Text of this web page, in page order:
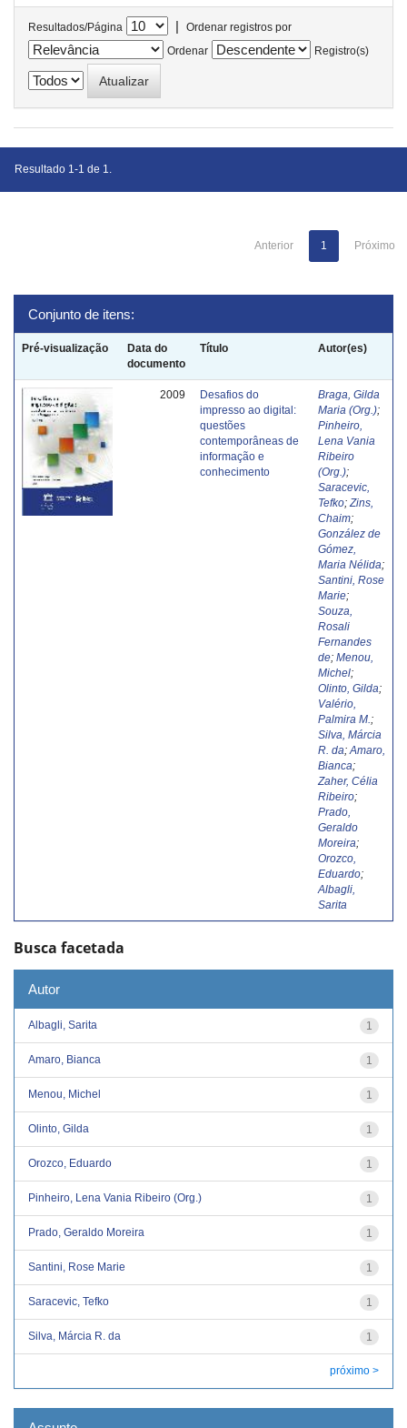
Resultados/Página |
Ordenar registros por
Ordenar
Registro(s)
Resultado 1-1 de 1.
Anterior 1 Próximo
Conjunto de itens:
Pré-visualização
Data do
documento
Título Autor(es)
2009
Desafios do
impresso ao digital:
questões
contemporâneas de
informação e
conhecimento
Braga, Gilda
Maria (Org.);
Pinheiro,
Lena Vania
Ribeiro
(Org.);
Saracevic,
Tefko; Zins,
Chaim;
González de
Gómez,
Maria Nélida;
Santini, Rose
Marie;
Souza,
Rosali
Fernandes
de; Menou,
Michel;
Olinto, Gilda;
Valério,
Palmira M. ;
Silva, Márcia
R. da; Amaro,
Bianca;
Zaher, Célia
Ribeiro;
Prado,
Geraldo
Moreira;
Orozco,
Eduardo;
Albagli,
Sarita
Busca facetada
Autor
1
Albagli, Sarita
1
Amaro, Bianca
1
Menou, Michel
1
Olinto, Gilda
1
Orozco, Eduardo
1
Pinheiro, Lena Vania Ribeiro (Org.)
1
Prado, Geraldo Moreira
1
Santini, Rose Marie
1
Saracevic, Tefko
1
Silva, Márcia R. da
próximo >